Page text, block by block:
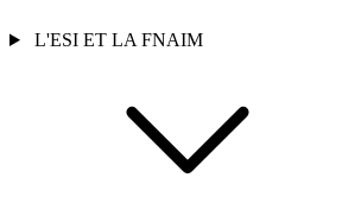
L'ESI ET LA FNAIM